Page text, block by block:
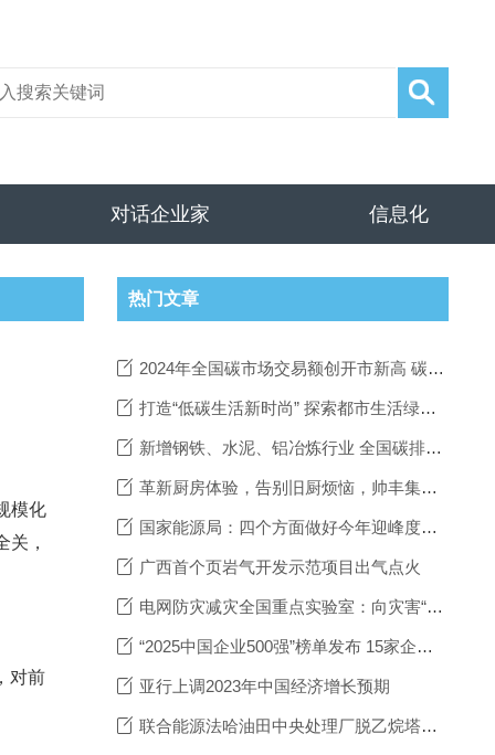
对话企业家 信息化
模化
关，
对前
热门文章
2024年全国碳市场交易额创开市新高 碳排放配额日均成交量上涨43.55%
打造“低碳生活新时尚” 探索都市生活绿色转型新路径——国家绿色发展基金支持上海市虹口区嘉兴路街道“低碳生活新时尚实践区”项目
新增钢铁、水泥、铝冶炼行业 全国碳排放权交易市场首次扩围
革新厨房体验，告别旧厨烦恼，帅丰集成灶引领现代烹饪新风尚
国家能源局：四个方面做好今年迎峰度夏工作
广西首个页岩气开发示范项目出气点火
电网防灾减灾全国重点实验室：向灾害“亮剑” 书写科技护网答卷
“2025中国企业500强”榜单发布 15家企业超过万亿规模
亚行上调2023年中国经济增长预期
联合能源法哈油田中央处理厂脱乙烷塔吊装成功